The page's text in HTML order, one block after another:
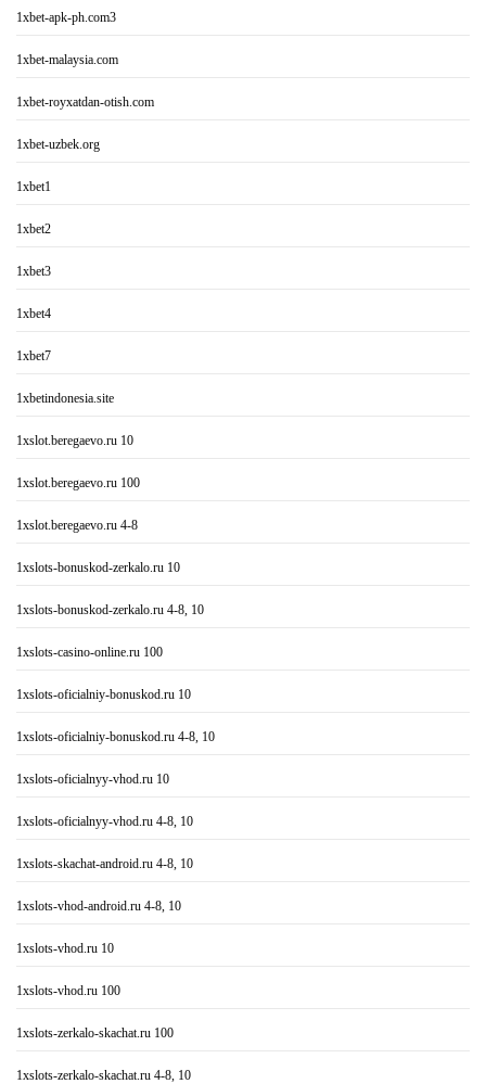
1xbet-apk-ph.com3
1xbet-malaysia.com
1xbet-royxatdan-otish.com
1xbet-uzbek.org
1xbet1
1xbet2
1xbet3
1xbet4
1xbet7
1xbetindonesia.site
1xslot.beregaevo.ru 10
1xslot.beregaevo.ru 100
1xslot.beregaevo.ru 4-8
1xslots-bonuskod-zerkalo.ru 10
1xslots-bonuskod-zerkalo.ru 4-8, 10
1xslots-casino-online.ru 100
1xslots-oficialniy-bonuskod.ru 10
1xslots-oficialniy-bonuskod.ru 4-8, 10
1xslots-oficialnyy-vhod.ru 10
1xslots-oficialnyy-vhod.ru 4-8, 10
1xslots-skachat-android.ru 4-8, 10
1xslots-vhod-android.ru 4-8, 10
1xslots-vhod.ru 10
1xslots-vhod.ru 100
1xslots-zerkalo-skachat.ru 100
1xslots-zerkalo-skachat.ru 4-8, 10